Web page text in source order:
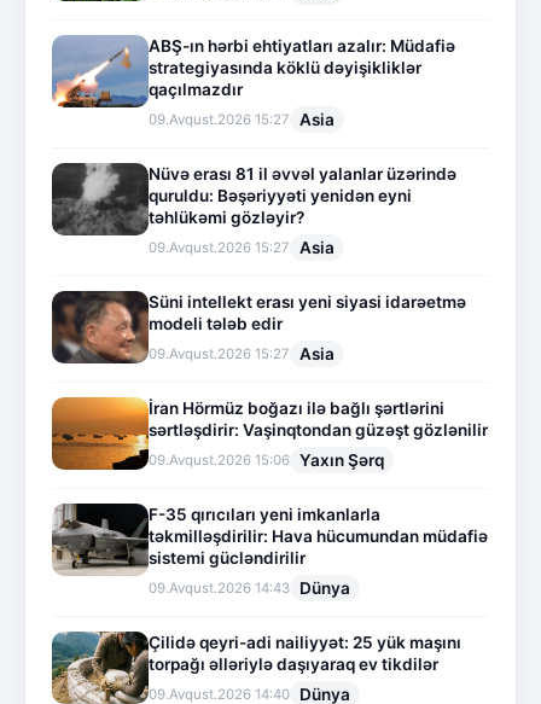
ABŞ-ın hərbi ehtiyatları azalır: Müdafiə
strategiyasında köklü dəyişikliklər
qaçılmazdır
09.Avqust.2026 15:27 Asia
Nüvə erası 81 il əvvəl yalanlar üzərində
quruldu: Bəşəriyyəti yenidən eyni
təhlükəmi gözləyir?
09.Avqust.2026 15:27 Asia
Süni intellekt erası yeni siyasi idarəetmə
modeli tələb edir
09.Avqust.2026 15:27 Asia
İran Hörmüz boğazı ilə bağlı şərtlərini
sərtləşdirir: Vaşinqtondan güzəşt gözlənilir
09.Avqust.2026 15:06 Yaxın Şərq
F-35 qırıcıları yeni imkanlarla
təkmilləşdirilir: Hava hücumundan müdafiə
sistemi gücləndirilir
09.Avqust.2026 14:43 Dünya
Çilidə qeyri-adi nailiyyət: 25 yük maşını
torpağı əlləriylə daşıyaraq ev tikdilər
09.Avqust.2026 14:40 Dünya